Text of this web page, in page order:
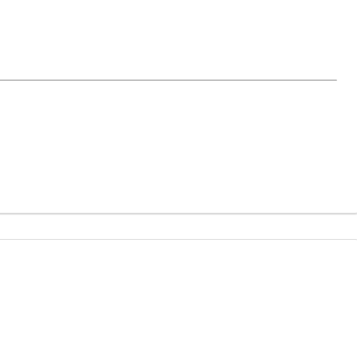
Bénéficiant d'une exposition plein sud, elle est
ainsi qu'un carport offrant deux places de parking, dont